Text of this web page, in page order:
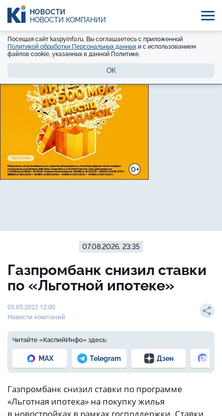
НОВОСТИ
НОВОСТИ КОМПАНИЙ
Посещая сайт kaspyinfo.ru, Вы соглашаетесь с приложенной
Политикой обработки Персональных данных и с использованием
файлов cookie, указанных в данной Политике.
OK
07.08.2026, 23:35
Газпромбанк снизил ставки
по «Льготной ипотеке»
05.05.2022 12:00
Новости компаний
Читайте «КаспийИнфо» здесь:
MAX Telegram Дзен
Газпромбанк снизил ставки по программе
«Льготная ипотека» на покупку жилья